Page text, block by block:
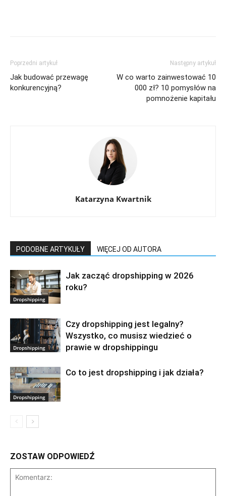
Poprzedni artykuł
Jak budować przewagę
konkurencyjną?
Następny artykuł
W co warto zainwestować 10
000 zł? 10 pomysłów na
pomnożenie kapitału
Katarzyna Kwartnik
PODOBNE ARTYKUŁY WIĘCEJ OD AUTORA
Dropshipping
Jak zacząć dropshipping w 2026
roku?
Dropshipping
Czy dropshipping jest legalny?
Wszystko, co musisz wiedzieć o
prawie w dropshippingu
Dropshipping
Co to jest dropshipping i jak działa?
ZOSTAW ODPOWIEDŹ